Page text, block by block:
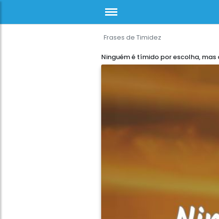
Frases de Timidez
Ninguém é tímido por escolha, mas